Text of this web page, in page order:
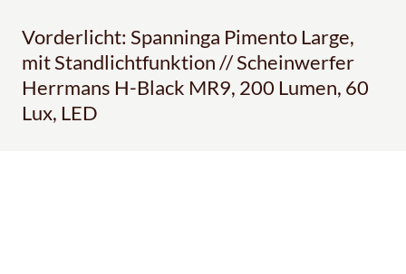
Vorderlicht: Spanninga Pimento Large,
mit Standlichtfunktion // Scheinwerfer
Herrmans H-Black MR9, 200 Lumen, 60
Lux, LED